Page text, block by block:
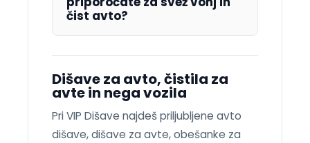
čist avto?
Dišave za avto, čistila za
avte in nega vozila
Pri VIP Dišave najdeš priljubljene avto
dišave, dišave za avte, obešanke za